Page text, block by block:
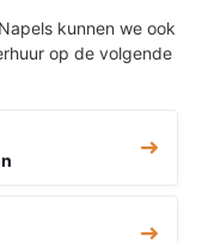
kunnen we ook
op de volgende